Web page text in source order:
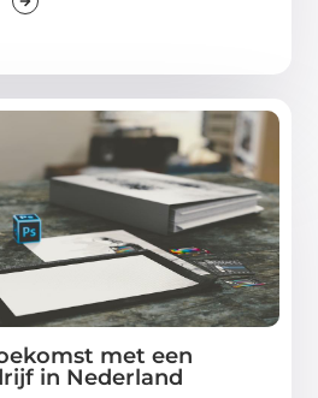
met een
in Nederland